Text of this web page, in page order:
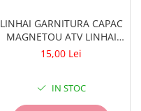
LINHAI GARNITURA CAPAC
MAGNETOU ATV LINHAI
260/300/400 - 23617
15,00 Lei
IN STOC